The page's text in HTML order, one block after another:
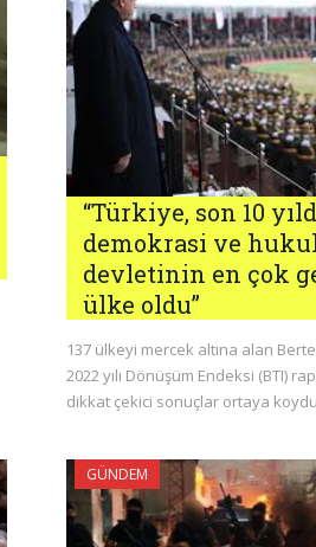
“Türkiye, son 10
demokrasi ve
devletinin en çok
ülke oldu”
137 ülkeyi mercek altına alan
2022 yılı Dönüşüm Endeksi (BTI)
dikkat çekici sonuçlar ortaya
GÜNDEM